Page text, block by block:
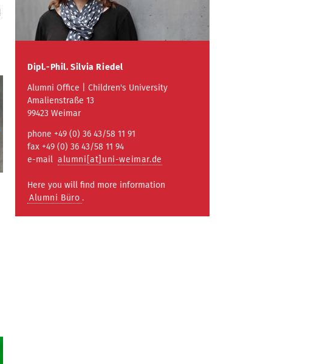
Dipl.-Phil.Silvia Riedel
Alumni Office | Children's University
Amalienstraße 13
99423 Weimar
phone +49 (0) 36 43/58 11 91
fax +49 (0) 36 43/58 11 94
e-mail alumni[at]uni-weimar.de
Here you will find more information
Alumni Büro .